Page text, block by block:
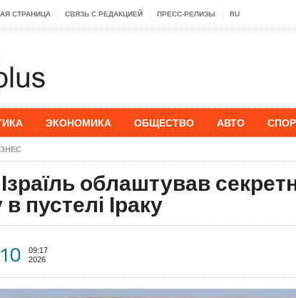
СТРАНИЦА СВЯЗЬ С РЕДАКЦИЕЙ ПРЕСС-РЕЛИЗЫ RU
ЭКОНОМИКА ОБЩЕСТВО АВТО
Ізраїль облаштував
пустелі Іраку
09:17
2026